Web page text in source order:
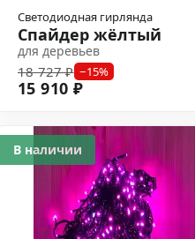
Светодиодная гирлянда
Спайдер жёлтый
для деревьев
18 727 ₽ −15%
15 910 ₽
В наличии